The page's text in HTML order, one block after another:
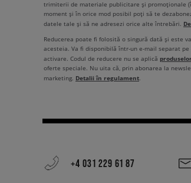
trimiterii de materiale publicitare și promoționale
moment și în orice mod posibil poți să te
datele tale și să ne adresezi orice alte întrebări.
Reducerea poate fi folosită o singură dată și este
acesteia. Va fi disponibilă într-un e-mail separat
activare. Codul de reducere nu se aplică
oferte speciale. Nu uita că, prin abonarea la
marketing. Detalii în regulament.
+4 031 229 61 87